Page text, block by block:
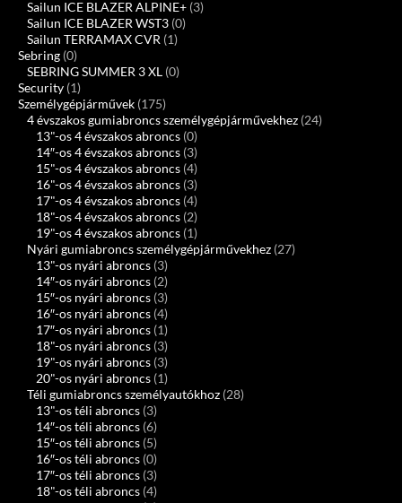
Sailun ICE BLAZER ALPINE+ (3)
Sailun ICE BLAZER WST3 (0)
Sailun TERRAMAX CVR (1)
Sebring (0)
SEBRING SUMMER 3 XL (0)
Security (1)
Személygépjárművek (175)
4 évszakos gumiabroncs személygépjárművekhez (24)
13"-os 4 évszakos abroncs (0)
14″-os 4 évszakos abroncs (3)
15"-os 4 évszakos abroncs (4)
16"-os 4 évszakos abroncs (3)
17"-os 4 évszakos abroncs (4)
18"-os 4 évszakos abroncs (2)
19"-os 4 évszakos abroncs (1)
Nyári gumiabroncs személygépjárművekhez (27)
13"-os nyári abroncs (3)
14″-os nyári abroncs (2)
15″-os nyári abroncs (3)
16″-os nyári abroncs (4)
17″-os nyári abroncs (1)
18"-os nyári abroncs (3)
19"-os nyári abroncs (3)
20"-os nyári abroncs (1)
Téli gumiabroncs személyautókhoz (28)
13"-os téli abroncs (3)
14″-os téli abroncs (6)
15″-os téli abroncs (5)
16″-os téli abroncs (0)
17″-os téli abroncs (3)
18"-os téli abroncs (4)